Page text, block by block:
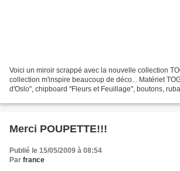
Voici un miroir scrappé avec la nouvelle collection
collection m'inspire beaucoup de déco... Matériet
d'Oslo", chipboard "Fleurs et Feuillage", boutons,
Merci POUPETTE!!!
Publié le 15/05/2009 à 08:54
Par france